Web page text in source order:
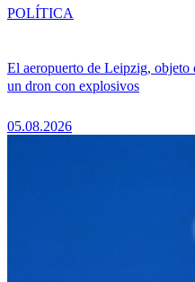
El aeropuerto de Leipzig, objeto
un dron con explosivos
05.08.2026
POLÍTICA